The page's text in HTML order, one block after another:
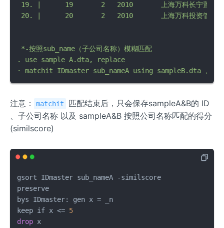
19. |      19       2   2010       上海万科长宁置业有
*-按照sub_name（子公司名称）模糊匹配
.
use sample A.dta,
replace
·
matchit IDmaster sub_nameA using sampleB.dta ,
注意： matchit
匹配结束后，只会保存sampleA&B的 ID
、子公司名称 以及 sampleA&B 按照公司名称匹配的得分
(similscore)
gsort IDmaster sub_nameA -similscore
preserve
bys IDmaster: gen x = _n
keep if x <= 5
drop x